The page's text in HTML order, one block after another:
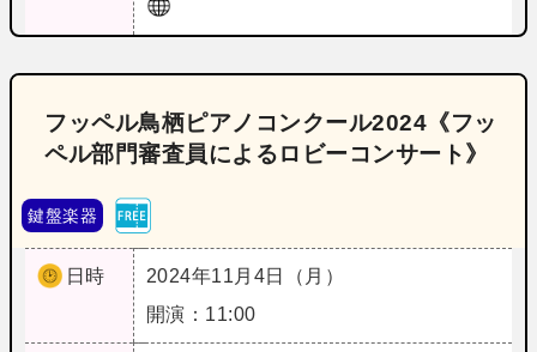
フッペル鳥栖ピアノコンクール2024《フッ
ペル部門審査員によるロビーコンサート》
鍵盤楽器
日時
2024年11月4日（月）
開演：11:00